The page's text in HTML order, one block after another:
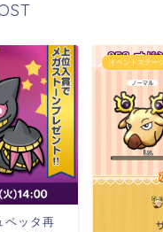
ペッタ再
イベントステー